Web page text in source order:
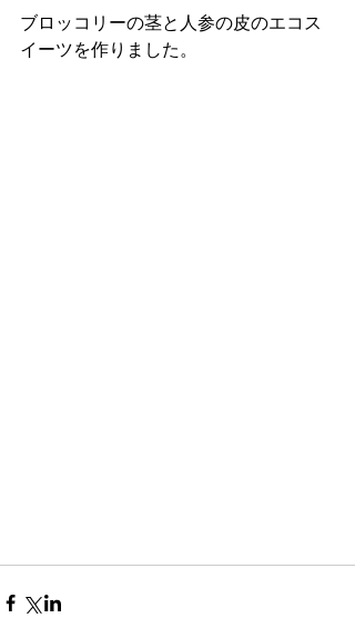
ブロッコリーの茎と人参の皮のエコス
イーツを作りました。